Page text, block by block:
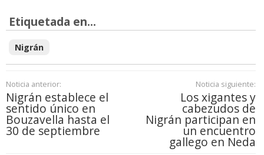
Etiquetada en...
Nigrán
Noticia anterior:
Nigrán establece el
sentido único en
Bouzavella hasta el
30 de septiembre
Noticia siguiente:
Los xigantes y
cabezudos de
Nigrán participan en
un encuentro
gallego en Neda